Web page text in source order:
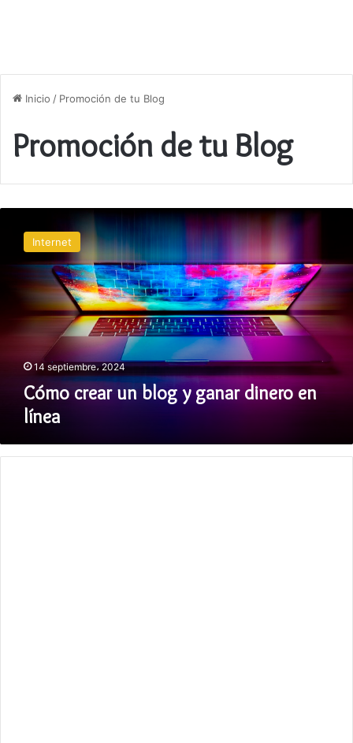
Inicio / Promoción de tu Blog
Promoción de tu Blog
crear
blog
dinero
Internet
14 septiembre، 2024
Cómo crear un blog y ganar dinero en
línea